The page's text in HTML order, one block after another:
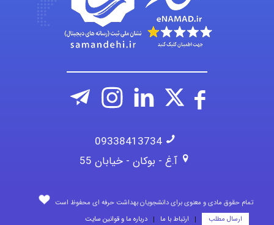
fatima
09338413734
آ.غ - بوکان - خیابان 55
تمام حقوق مادی و معنوی برای دانشجویان بهداشت حرفه ای محفوظ است
ارسال مطلب
ارتباط با ما درباره ما و قوانین سایت